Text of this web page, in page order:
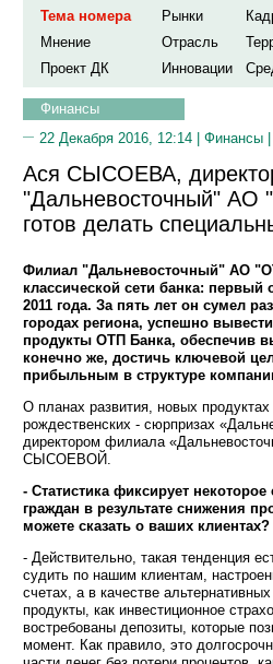
Тема номера
Рынки
Мнение
Отрасль
Проект ДК
Инновации
Финансы
22 Декабря 2016, 12:14 | Финансы |
Ася СЫСОЕВА,
"Дальневосточный"
готов делать
Филиал "Дальневосточный" АО
классической сети банка:
2011 года. За пять лет он сумел
городах региона, успешно
продукты ОТП Банка, обеспечив
конечно же, достичь ключевой
прибыльным в структуре
О планах развития, новых
рождественских - сюрпризах
директором филиала
СЫСОЕВОЙ.
- Статистика фиксирует
граждан в результате снижения
можете сказать о ваших клиентах?
- Действительно, такая тенденция
судить по нашим клиентам,
счетах, а в качестве
продукты, как инвестиционное
востребованы депозиты, которые
момент. Как правило, это